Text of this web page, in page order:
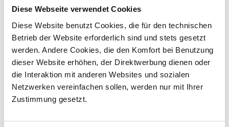
Diese Webseite verwendet Cookies
Diese Website benutzt Cookies, die für den technischen
Betrieb der Website erforderlich sind und stets gesetzt
werden. Andere Cookies, die den Komfort bei Benutzung
dieser Website erhöhen, der Direktwerbung dienen oder
die Interaktion mit anderen Websites und sozialen
Netzwerken vereinfachen sollen, werden nur mit Ihrer
Zustimmung gesetzt.
Note moyenne de 0 sur 5 étoiles
0 évaluations
37,40 €*
Prix TTC, frais de livraison en sus
Disponible dans le délai de livraison
indiqué